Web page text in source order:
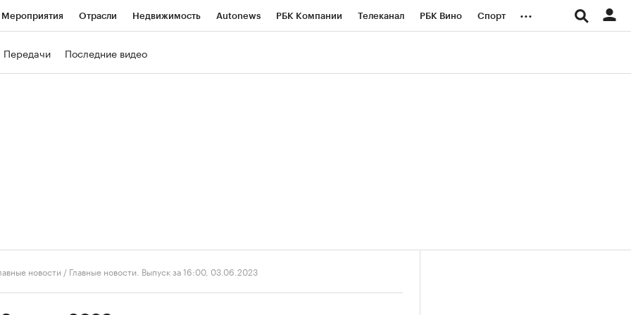
Мероприятия Отрасли Недвижимость Autonews РБК Компании Телеканал РБК Вино Спорт ...
Передачи Последние видео
новости / Главные новости. Выпуск за 16:00, 03.06.2023